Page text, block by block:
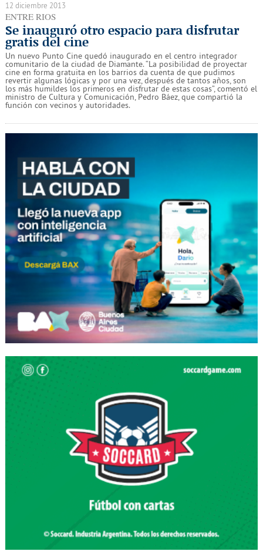
12 diciembre 2013
ENTRE RIOS
Se inauguró otro espacio para disfrutar
gratis del cine
Un nuevo Punto Cine quedó inaugurado en el centro integrador
comunitario de la ciudad de Diamante. “La posibilidad de proyectar
cine en forma gratuita en los barrios da cuenta de que pudimos
revertir algunas lógicas y por una vez, después de tantos años, son
los más humildes los primeros en disfrutar de estas cosas”, comentó el
ministro de Cultura y Comunicación, Pedro Báez, que compartió la
función con vecinos y autoridades.